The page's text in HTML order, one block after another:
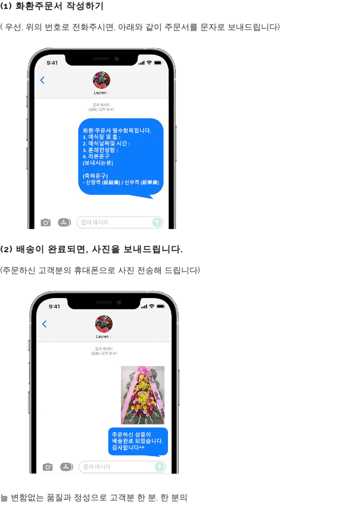
(1) 화환주문서 작성하기
( 우선, 위의 번호로 전화주시면, 아래와 같이 주문서를 문자로 보내드립니다)
(2) 배송이 완료되면, 사진을 보내드립니다.
(주문하신 고객분의 휴대폰으로 사진 전송해 드립니다)
늘 변함없는 품질과 정성으로 고객분 한 분, 한 분의